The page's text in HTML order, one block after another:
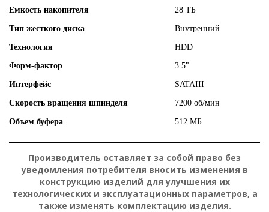
Емкость накопителя 28 ТБ
Тип жесткого диска Внутренний
Технология HDD
Форм-фактор 3.5"
Интерфейс SATAIII
Скорость вращения шпинделя 7200 об/мин
Объем буфера 512 МБ
Производитель оставляет за собой право без
уведомления потребителя вносить изменения в
конструкцию изделий для улучшения их
технологических и эксплуатационных параметров, а
также изменять комплектацию изделия.